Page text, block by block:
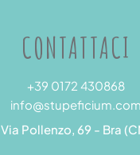
CONTATTACI
+39 0172 430868
info@stupeficium.com
Via Pollenzo, 69 - Bra